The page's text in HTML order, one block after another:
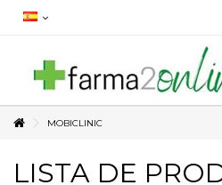
MOBICLINIC
LISTA DE